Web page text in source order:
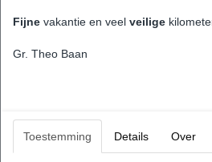
op
Fijne vakantie en veel veilige
Gr. Theo Baan
Toestemming Details Over